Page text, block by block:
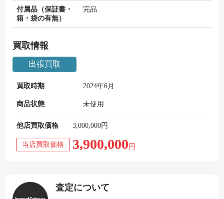
付属品（保証書・
箱・袋の有無）
完品
買取情報
出張買取
買取時期 2024年6月
商品状態 未使用
他店買取価格 3,000,000円
当店買取価格 3,900,000 円
査定について